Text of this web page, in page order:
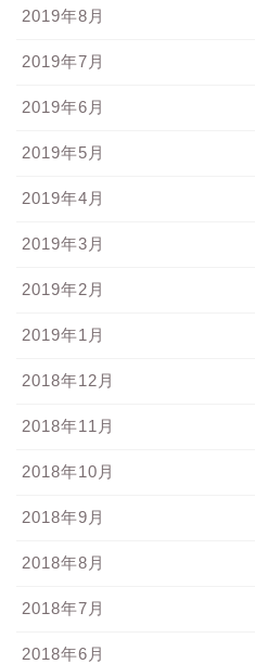
2019年8月
2019年7月
2019年6月
2019年5月
2019年4月
2019年3月
2019年2月
2019年1月
2018年12月
2018年11月
2018年10月
2018年9月
2018年8月
2018年7月
2018年6月